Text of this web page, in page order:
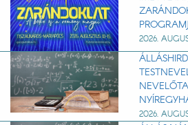
2026.
2026.